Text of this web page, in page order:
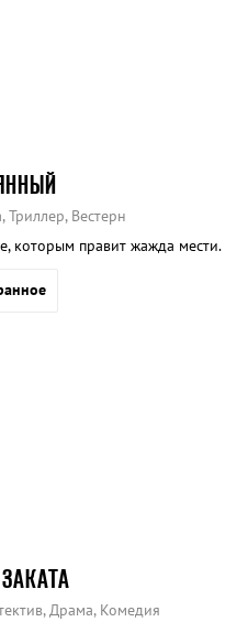
Вестерн
которым правит жажда мести.
Драма, Комедия